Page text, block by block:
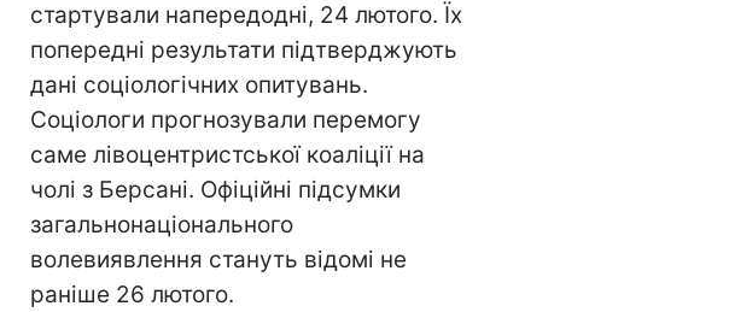
стартували напередодні, 24 лютого. Їх
попередні результати підтверджують
дані соціологічних опитувань.
Соціологи прогнозували перемогу
саме лівоцентристської коаліції на
чолі з Берсані. Офіційні підсумки
загальнонаціонального
волевиявлення стануть відомі не
раніше 26 лютого.